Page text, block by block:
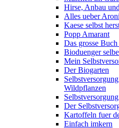
Hirse, Anbau
Alles ueber
Kaese selbst
Popp Amarant
Das grosse
Bioduenger
Mein
Der Biogarten
Wildpflanzen
Der
Kartoffeln fuer
Einfach imkern